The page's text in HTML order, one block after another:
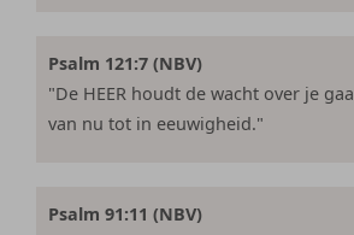
Psalm 121:7 (NBV)
"De HEER houdt de wacht over je
van nu tot in eeuwigheid."
Psalm 91:11 (NBV)